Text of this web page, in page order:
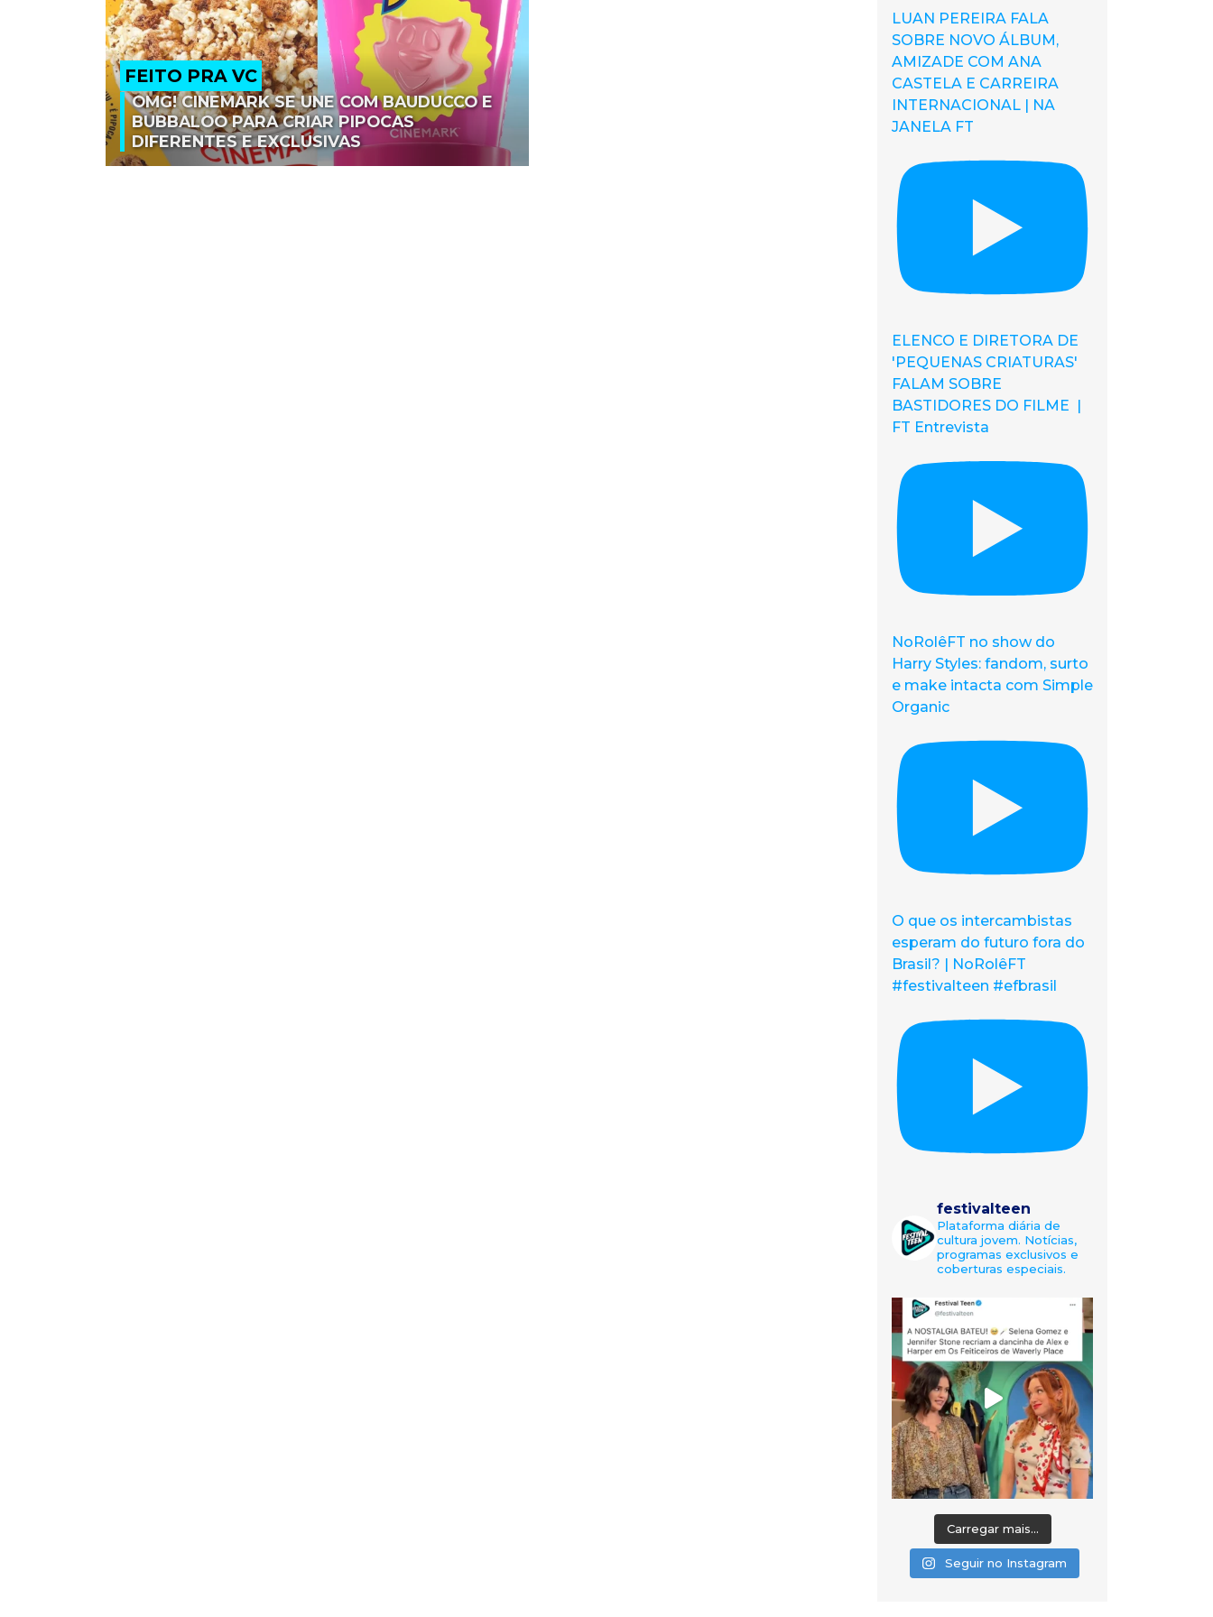
FEITO PRA VC
OMG! CINEMARK SE UNE COM BAUDUCCO E
BUBBALOO PARA CRIAR PIPOCAS
DIFERENTES E EXCLUSIVAS
LUAN PEREIRA FALA
SOBRE NOVO ÁLBUM,
AMIZADE COM ANA
CASTELA E CARREIRA
INTERNACIONAL | NA
JANELA FT
ELENCO E DIRETORA DE
'PEQUENAS CRIATURAS'
FALAM SOBRE
BASTIDORES DO FILME |
FT Entrevista
NoRolêFT no show do
Harry Styles: fandom, surto
e make intacta com Simple
Organic
O que os intercambistas
esperam do futuro fora do
Brasil? | NoRolêFT
#festivalteen #efbrasil
festivalteen
Plataforma diária de
cultura jovem. Notícias,
programas exclusivos e
coberturas especiais.
Carregar mais...
Seguir no Instagram